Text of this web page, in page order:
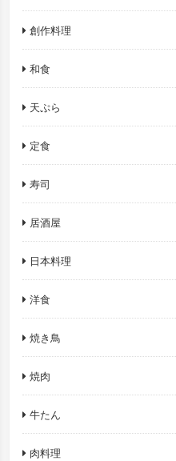
創作料理
和食
天ぷら
定食
寿司
居酒屋
日本料理
洋食
焼き鳥
焼肉
牛たん
肉料理